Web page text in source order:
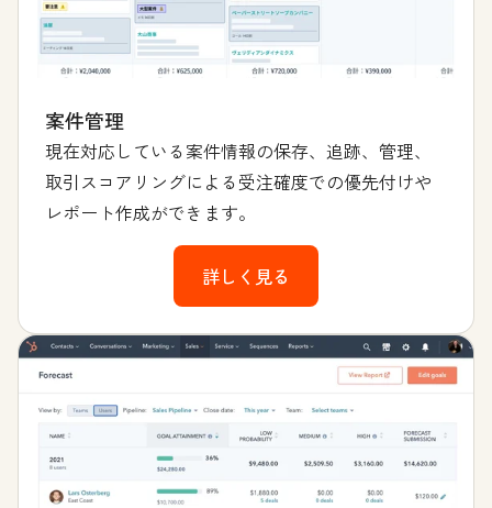
案件管理
現在対応している案件情報の保存、追跡、管理、
取引スコアリングによる受注確度での優先付けや
レポート作成ができます。
詳しく見る